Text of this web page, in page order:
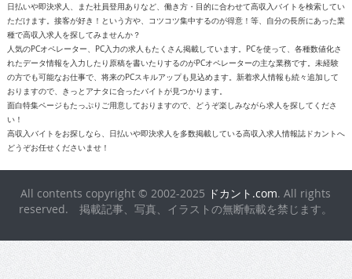
日払いや即決求人、また社員登用ありなど、働き方・目的に合わせて高収入バイトを検索してい
ただけます。接客が好き！という方や、コツコツ集中するのが得意！等、自分の長所にあった業
種で高収入求人を探してみませんか？
人気のPCオペレーター、PC入力の求人もたくさん掲載しています。PCを使って、各種数値化さ
れたデータ情報を入力したり原稿を書いたりするのがPCオペレーターの主な業務です。未経験
の方でも可能なお仕事で、将来のPCスキルアップも見込めます。新着求人情報も続々追加して
おりますので、きっとアナタに合ったバイトが見つかります。
面白特集ページもたっぷりご用意しておりますので、どうぞ楽しみながら求人を探してくださ
い！
高収入バイトをお探しなら、日払いや即決求人を多数掲載している高収入求人情報誌ドカントへ
どうぞお任せくださいませ！
All contents copyright © 2002-2025 ドカント.com. All rights
reserved. 掲載記事、写真、イラストの無断転載を禁じます。